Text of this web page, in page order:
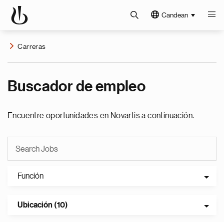
Candean
Carreras
Buscador de empleo
Encuentre oportunidades en Novartis a continuación.
Función
Ubicación (10)